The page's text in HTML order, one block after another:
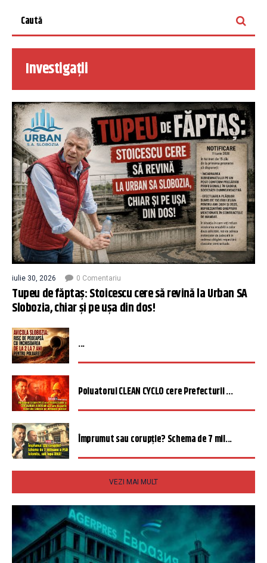
Investigații
iulie 30, 2026 0 Comentariu
Tupeu de făptaș: Stoicescu cere să revină la Urban SA
Slobozia, chiar și pe ușa din dos!
...
Poluatorul CLEAN CYCLO cere Prefecturii ...
Împrumut sau corupție? Schema de 7 mil...
VEZI MAI MULT